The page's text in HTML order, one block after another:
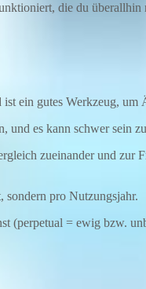
die du
ein gutes Werkzeug, um
es kann schwer sein
zueinander und zur
sondern pro Nutzungsjahr.
(perpetual = ewig bzw.